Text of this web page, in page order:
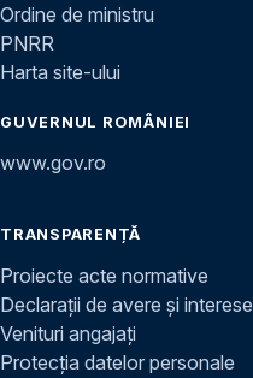
Ordine de ministru
PNRR
Harta site-ului
GUVERNUL ROMÂNIEI
www.gov.ro
TRANSPARENȚĂ
Proiecte acte normative
Declarații de avere și interese
Venituri angajați
Protecția datelor personale